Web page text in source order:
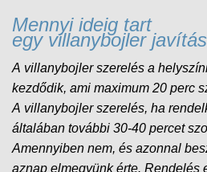
Mennyi ideig tart
egy villanybojler
A villanybojler szerelés a
kezdődik, ami maximum 20 perc
A villanybojlerszerelés, ha
általában további 30-40 percet
Amennyiben nem, és azonnal
aznap elmegyünk érte. Rendelés